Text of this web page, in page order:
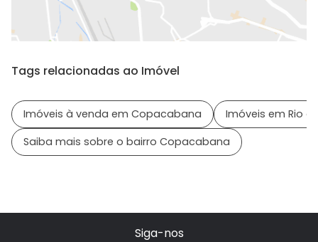
Tags relacionadas ao Imóvel
Imóveis à venda em Copacabana
Imóveis em Rio
Saiba mais sobre o bairro Copacabana
Siga-nos